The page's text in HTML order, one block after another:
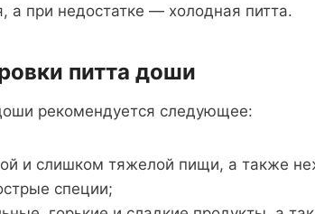
а при недостатке — холодная питта.
питта доши
рекомендуется следующее:
и слишком тяжелой пищи, а также
специи;